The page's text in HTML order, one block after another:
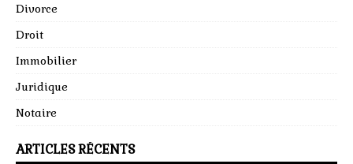
Divorce
Droit
Immobilier
Juridique
Notaire
ARTICLES RÉCENTS